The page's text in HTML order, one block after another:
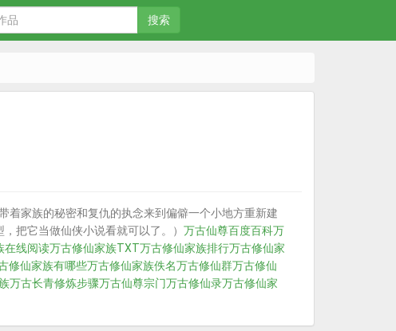
搜索
着家族的秘密和复仇的执念来到偏僻一个小地方重新建
把它当做仙侠小说看就可以了。） 万古仙尊百度百科万
在线阅读万古修仙家族TXT万古修仙家族排行万古修仙家
修仙家族有哪些万古修仙家族佚名万古修仙群万古修仙
万古长青修炼步骤万古仙尊宗门万古修仙录万古修仙家